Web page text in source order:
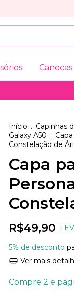
Canecas
Início . Capinhas
Galaxy A50 .
Constelação de
Capa
R$49,90
5% de desconto
Ver mais
Compre 2 e